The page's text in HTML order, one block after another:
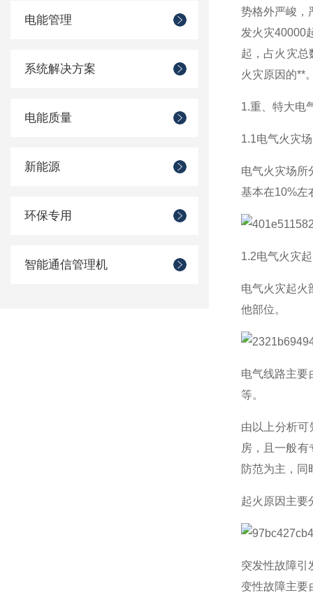
电能管理
系统解决方案
电能质量
新能源
环保专用
智能通信管理机
势格外严峻，
发火灾40000
起，占火灾
火灾原因的**
1.重、特大电
1.1电气火灾
电气火灾场所
基本在10%左
1.2电气火灾
电气火灾起火
他部位。
电气线路主要
等。
由以上分析
房，且一般
防范为主，同
起火原因主要
突发性故障引
变性故障主要